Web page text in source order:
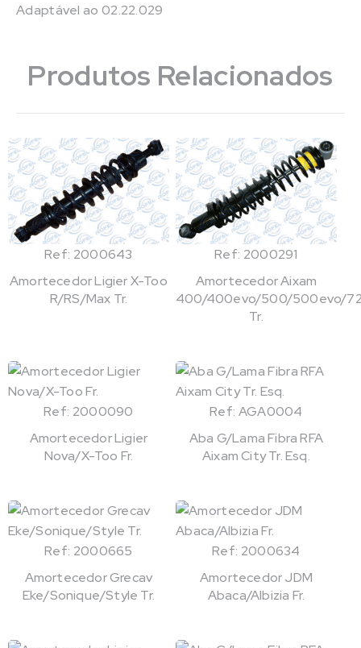
Adaptável ao 02.22.029
Produtos Relacionados
Ref: 2000643
Amortecedor Ligier X-Too
R/RS/Max Tr.
Ref: 2000291
Amortecedor Aixam
400/400evo/500/500evo/
Tr.
Ref: 2000090
Amortecedor Ligier
Nova/X-Too Fr.
Ref: AGA0004
Aba G/Lama Fibra RFA
Aixam City Tr. Esq.
Ref: 2000665
Amortecedor Grecav
Eke/Sonique/Style Tr.
Ref: 2000634
Amortecedor JDM
Abaca/Albizia Fr.